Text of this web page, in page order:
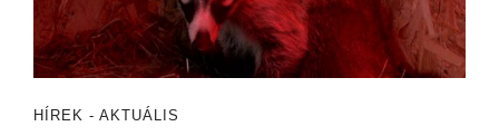
HÍREK - AKTUÁLIS